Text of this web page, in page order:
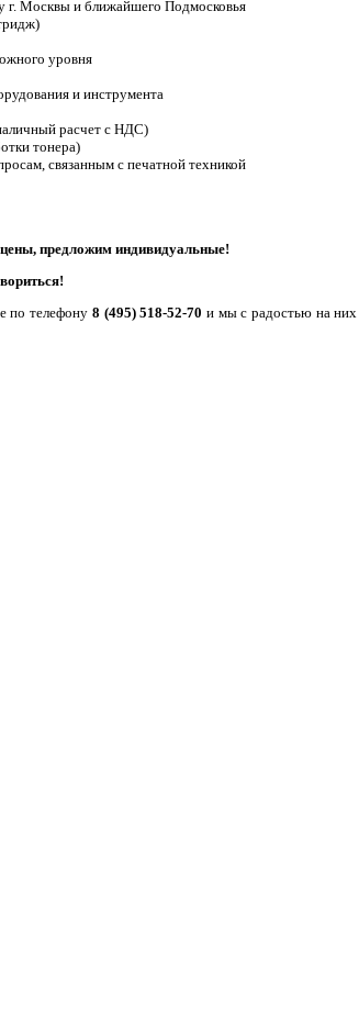
Москвы и ближайшего Подмосковья
уровня
и инструмента
расчет с НДС)
тонера)
связанным с печатной техникой
предложим индивидуальные!
по телефону 8 (495) 518-52-70 и мы с радостью на них